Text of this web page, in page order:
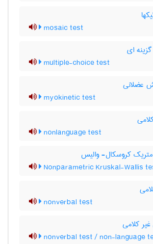
mosaic test
ای
multiple-choice test
عضلانی
myokinetic test
nonlanguage test
کروسکال- والیس
Nonparametric Kruskal-Wallis
nonverbal test
کلامی
nonverbal test / non-language